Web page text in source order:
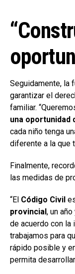
Seguidamente, la
garantizar el
familiar.
una oportunidad
cada niño tenga
diferente a la que
Finalmente,
las medidas de
“El Código Civil
provincial, un
de acuerdo con la
trabajamos para
rápido posible y
permita